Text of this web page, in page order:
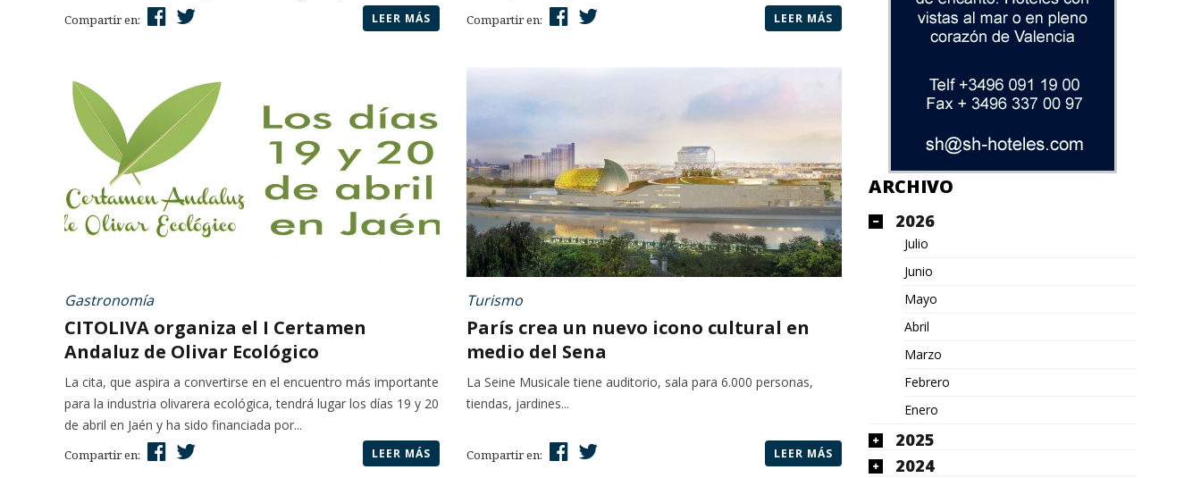
Compartir en: LEER MÁS Compartir en: LEER MÁS
Gastronomía
CITOLIVA organiza el I Certamen
Andaluz de Olivar Ecológico
La cita, que aspira a convertirse en el encuentro más importante
para la industria olivarera ecológica, tendrá lugar los días 19 y 20
de abril en Jaén y ha sido financiada por...
Compartir en: LEER MÁS
Turismo
París crea un nuevo icono cultural en
medio del Sena
La Seine Musicale tiene auditorio, sala para 6.000 personas,
tiendas, jardines...
Compartir en: LEER MÁS
ARCHIVO
2026
Julio
Junio
Mayo
Abril
Marzo
Febrero
Enero
2025
2024